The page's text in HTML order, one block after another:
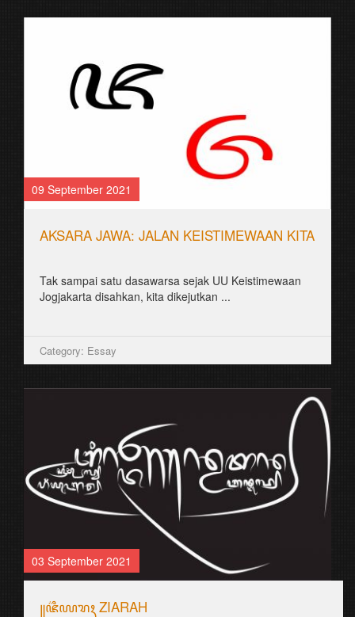
09 September 2021
AKSARA JAWA: JALAN KEISTIMEWAAN KITA
Tak sampai satu dasawarsa sejak UU Keistimewaan
Jogjakarta disahkan, kita dikejutkan ...
Category: Essay
03 September 2021
꧋ꦗ꦳ꦶꦪꦫꦃ ZIARAH